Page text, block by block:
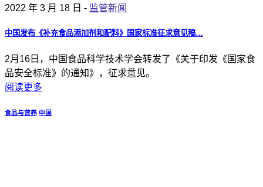
2022 年 3 月 18 日 - 监管新闻
中国发布《补充食品添加剂和配料》国家标准征求意见稿…
2月16日，中国食品科学技术学会转发了《关于印发《国家食
品安全标准》的通知》，征求意见。
阅读更多
食品与营养 中国